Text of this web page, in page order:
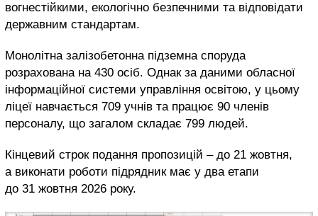
вогнестійкими, екологічно безпечними та відповідати
державним стандартам.
Монолітна залізобетонна підземна споруда
розрахована на 430 осіб. Однак за даними обласної
інформаційної системи управління освітою, у цьому
ліцеї навчається 709 учнів та працює 90 членів
персоналу, що загалом складає 799 людей.
Кінцевий строк подання пропозицій – до 21 жовтня,
а виконати роботи підрядник має у два етапи
до 31 жовтня 2026 року.